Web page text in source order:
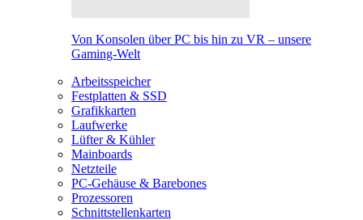
Von Konsolen über PC bis hin zu VR – unsere
Gaming-Welt
Arbeitsspeicher
Festplatten & SSD
Grafikkarten
Laufwerke
Lüfter & Kühler
Mainboards
Netzteile
PC-Gehäuse & Barebones
Prozessoren
Schnittstellenkarten